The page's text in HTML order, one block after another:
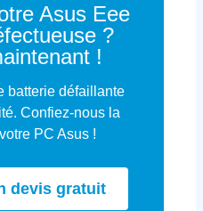
Asus Eee
?
!
batterie défaillante
Confiez-nous la
PC Asus !
devis gratuit